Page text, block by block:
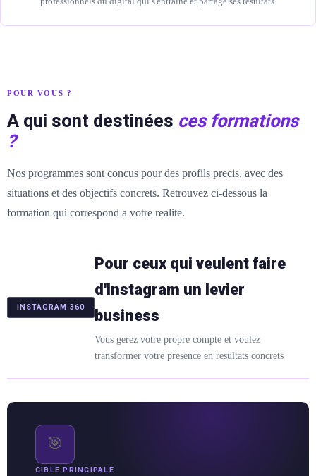
POUR VOUS ?
A qui sont destinées ces formations
?
Nos programmes sont concus pour des profils precis, avec des
situations et des objectifs concrets. Retrouvez ci-dessous la
formation qui correspond a votre realite.
INSTAGRAM 360
Pour ceux qui veulent faire
d'Instagram un levier
business
Vous gerez votre propre compte et voulez
transformer votre presence en resultats concrets
🎯
CIBLE PRINCIPALE